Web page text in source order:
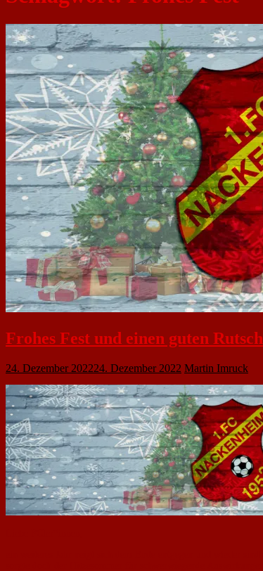
Frohes Fest und einen guten Rutsch
24. Dezember 202224. Dezember 2022 Martin Imruck